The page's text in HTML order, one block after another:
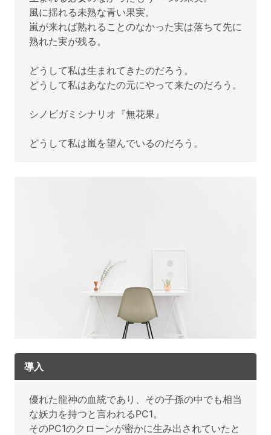
風に揺れる未熟な青い果実。
嵐が来れば熟れることのなかった実は落ちて先に
熟れた実が残る。
どうして私は生まれてきたのだろう。
どうして私はあなたの元にやって来たのだろう。
シノビガミシナリオ『無花果』
どうして私は嵐を望んでいるのだろう。
導入
優れた龍神の血統であり、その子孫の中でも相当
な妖力を持つと言われるPC1。
そのPC1のクローンが密かに生み出されていたと